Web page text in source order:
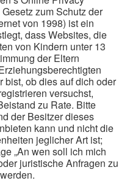
zum Schutz der
von 1998) ist ein
dass Websites, die
von Kindern unter 13
der Eltern
bist, ob dies auf dich oder
versuchst,
zu Rate. Bitte
der Besitzer dieses
kann und nicht die
jeglicher Art ist;
„An wen soll ich mich
juristische Anfragen zu